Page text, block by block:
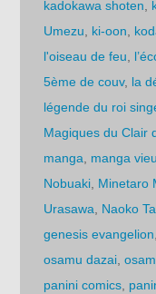
kadokawa shoten
Umezu
ki-oon
l'oiseau de feu
5ème de couv, la
légende du roi
Magiques du Clair
manga
manga
Nobuaki Minetaro
Urasawa
Naoko
genesis evangelion
osamu dazai ,
panini comics